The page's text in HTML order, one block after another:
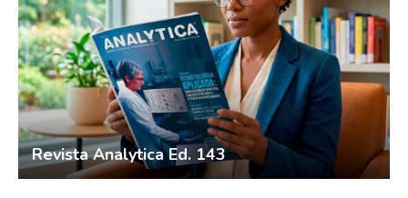
Revista Analytica Ed. 143